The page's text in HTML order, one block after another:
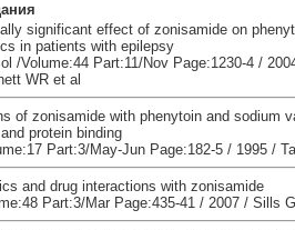
significant effect of zonisamide on
in patients with epilepsy
/Volume:44 Part:11/Nov Page:1230-4 /
WR et al
of zonisamide with phenytoin and sodium
protein binding
Part:3/May-Jun Page:182-5 / 1995 /
and drug interactions with zonisamide
Part:3/Mar Page:435-41 / 2007 / Sills